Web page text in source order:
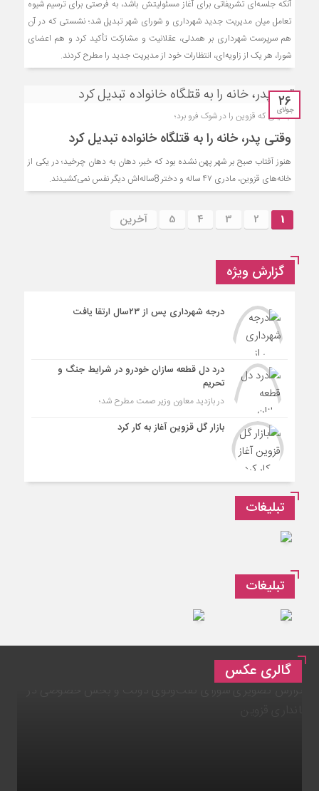
آنکه جلسه‌ای تشریفاتی برای آغاز مسئولیتش باشد، به فرصتی برای ترسیم شیوه
تعامل میان مدیریت جدید شهرداری و شورای شهر تبدیل شد؛ نشستی که در آن
هم سرپرست شهرداری بر همدلی، عقلانیت و مشارکت تأکید کرد و هم اعضای
شورا، هر یک از زاویه‌ای، انتظارات خود از مدیریت جدید را مطرح کردند.
26
جولای
جنایتی که قزوین را در شوک فرو برد؛
وقتی پدر، خانه را به قتلگاه خانواده تبدیل کرد
هنوز آفتاب صبح بر شهر پهن نشده بود که خبر، دهان به دهان چرخید؛ در یکی از
خانه‌های قزوین، مادری ۴۷ ساله و دختر 8ساله‌اش دیگر نفس نمی‌کشیدند.
1
2
3
4
5 آخرین
گزارش ویژه
درجه شهرداری پس از ۲۳سال ارتقا یافت
درد دل قطعه سازان خودرو در شرایط جنگ و
تحریم
در بازدید معاون وزیر صمت مطرح شد؛
بازار گل قزوین آغاز به کار کرد
تبلیغات
تبلیغات
گالری عکس